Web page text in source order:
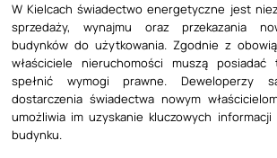
W Kielcach świadectwo energetyczne jest
sprzedaży, wynajmu oraz przekazania
budynków do użytkowania. Zgodnie z
właściciele nieruchomości muszą
spełnić wymogi prawne. Deweloperzy
dostarczenia świadectwa nowym
umożliwia im uzyskanie kluczowych
budynku.